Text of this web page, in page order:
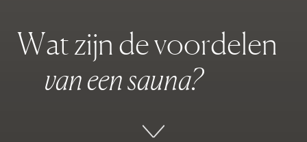
Watzijn devoordelen
vaneensauna?